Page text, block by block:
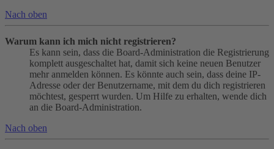
Nach oben
Warum kann ich mich nicht registrieren?
Es kann sein, dass die Board-Administration die Registrierung
komplett ausgeschaltet hat, damit sich keine neuen Benutzer
mehr anmelden können. Es könnte auch sein, dass deine IP-
Adresse oder der Benutzername, mit dem du dich registrieren
möchtest, gesperrt wurden. Um Hilfe zu erhalten, wende dich
an die Board-Administration.
Nach oben